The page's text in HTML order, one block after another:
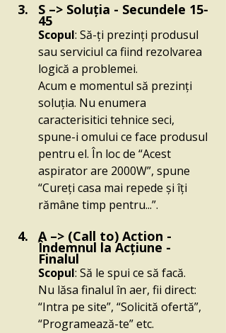
S –> Soluția - Secundele 15-
45
Scopul: Să-ți prezinți produsul
sau serviciul ca fiind rezolvarea
logică a problemei.
Acum e momentul să prezinți
soluția. Nu enumera
caracterisitici tehnice seci,
spune-i omului ce face produsul
pentru el. În loc de “Acest
aspirator are 2000W”, spune
“Cureți casa mai repede și îți
rămâne timp pentru...”.
A –> (Call to) Action -
Îndemnul la Acțiune -
Finalul
Scopul: Să le spui ce să facă.
Nu lăsa finalul în aer, fii direct:
“Intra pe site”, “Solicită ofertă”,
“Programează-te” etc.